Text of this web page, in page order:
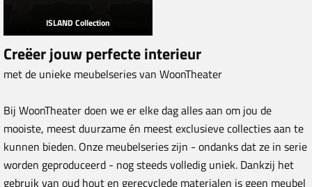
ISLAND Collection
Creëer jouw perfecte interieur
met de unieke meubelseries van WoonTheater
Bij WoonTheater doen we er elke dag alles aan om jou de
mooiste, meest duurzame én meest exclusieve collecties aan te
kunnen bieden. Onze meubelseries zijn - ondanks dat ze in serie
worden geproduceerd - nog steeds volledig uniek. Dankzij het
gebruik van oud hout en gerecyclede materialen is geen meubel